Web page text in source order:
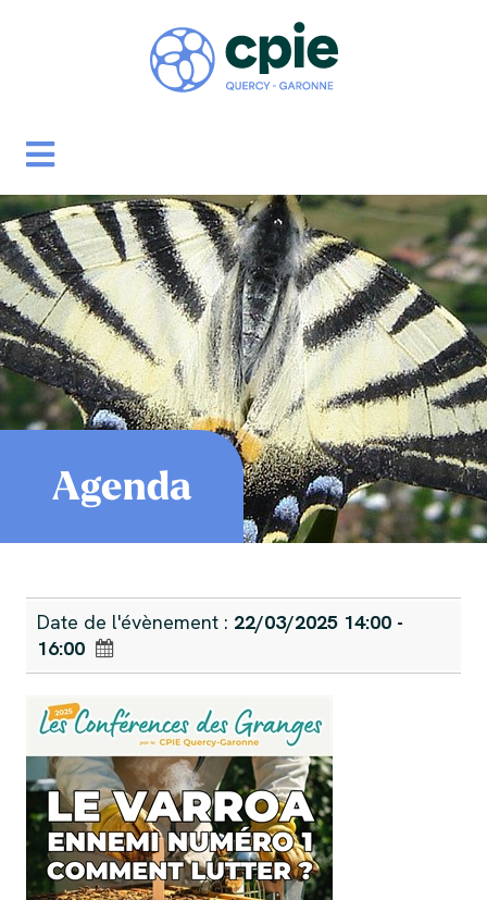
Agenda
Date de l'évènement : 22/03/2025 14:00 -
16:00